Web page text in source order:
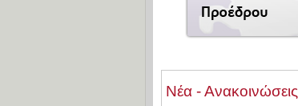
Νέα - Ανακοινώσεις